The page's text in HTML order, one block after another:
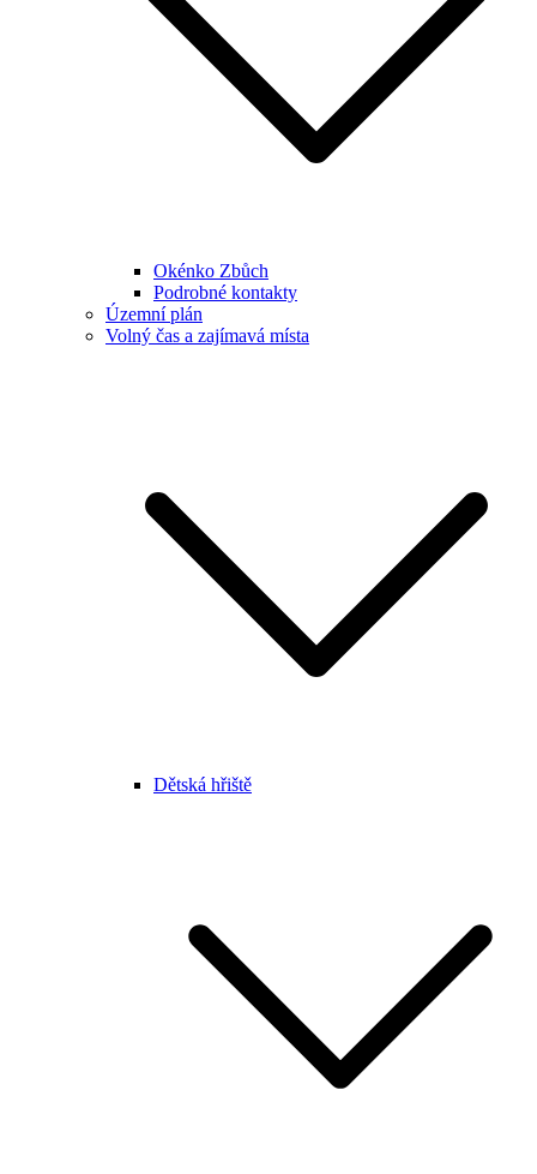
Okénko Zbůch
Podrobné kontakty
Územní plán
Volný čas a zajímavá místa
Dětská hřiště